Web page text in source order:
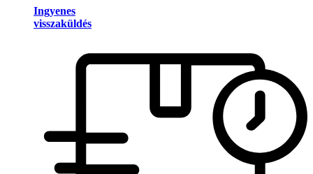
Ingyenes
visszaküldés